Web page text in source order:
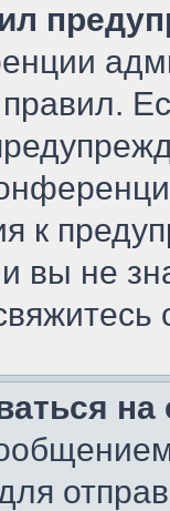
к
вы не